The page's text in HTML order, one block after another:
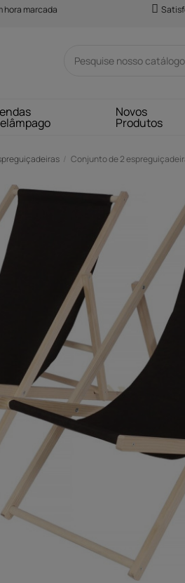
hora marcada
Novos
Produtos
Conjunto de 2